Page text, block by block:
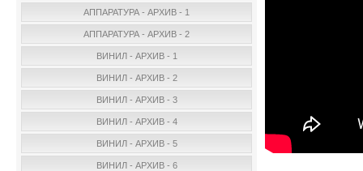
АППАРАТУРА - АРХИВ - 1
АППАРАТУРА - АРХИВ - 2
ВИНИЛ - АРХИВ - 1
ВИНИЛ - АРХИВ - 2
ВИНИЛ - АРХИВ - 3
ВИНИЛ - АРХИВ - 4
ВИНИЛ - АРХИВ - 5
ВИНИЛ - АРХИВ - 6